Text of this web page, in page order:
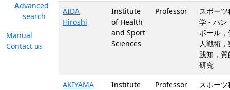
Advanced
search
Manual
Contact us
AIDA
Hiroshi
Institute
of Health
and Sport
Sciences
Professor
スポーツ
学 - ハン
ボール，
人戦術，
践知，質
研究
AKIYAMA
Institute
Professor
スポーツ